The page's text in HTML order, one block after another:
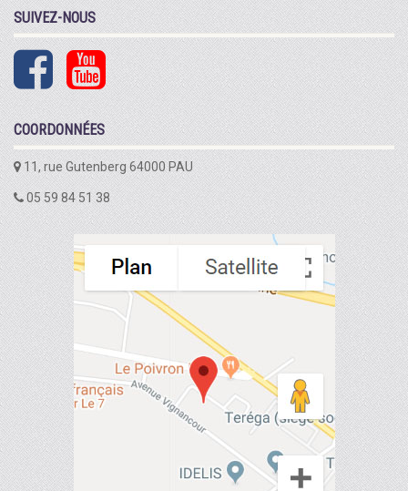
SUIVEZ-NOUS
COORDONNÉES
11, rue Gutenberg 64000 PAU
05 59 84 51 38